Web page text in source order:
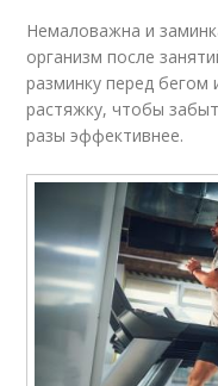
Немаловажна и
организм после
разминку перед бегом
растяжку, чтобы
разы эффективнее.